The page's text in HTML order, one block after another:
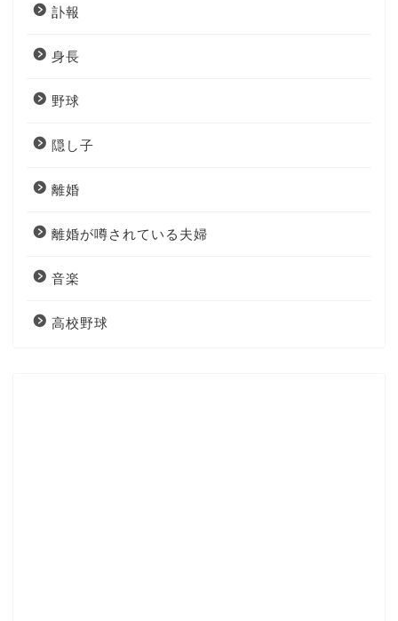
訃報
身長
野球
隠し子
離婚
離婚が噂されている夫婦
音楽
高校野球